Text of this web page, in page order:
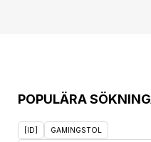
POPULÄRA
[ID] GAMINGSTOL